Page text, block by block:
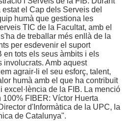
el Cap dels Serveis del
humà que gestiona les
TIC de la Facultat, amb el
de treballar més enllà de la
per esdevenir el suport
en tots els seus àmbits i els
involucrats. Amb aquest
agrair-li el seu esforç, talent,
humà amb el que ha contribuït
excel·lència de la FIB. La menció
100% FIBER: Víctor Huerta
d'Informàtica de la UPC, la
de Catalunya".